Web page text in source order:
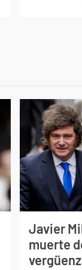
Javier
muerte